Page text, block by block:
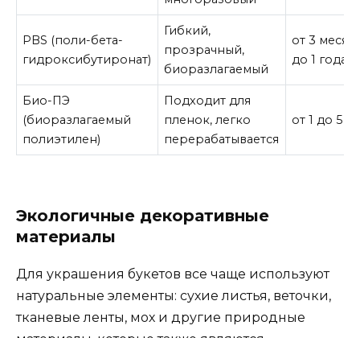
PBS (поли-бета-
гидроксибутиронат)
Гибкий,
прозрачный,
биоразлагаемый
от 3
до 1 года
Био-ПЭ
(биоразлагаемый
полиэтилен)
Подходит для
пленок, легко
перерабатывается
от 1 до 5
Экологичные декоративные
материалы
Для украшения букетов все чаще используют
натуральные элементы: сухие листья, веточки,
тканевые ленты, мох и другие природные